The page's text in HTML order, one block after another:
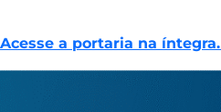
Acesse a portaria na íntegra.